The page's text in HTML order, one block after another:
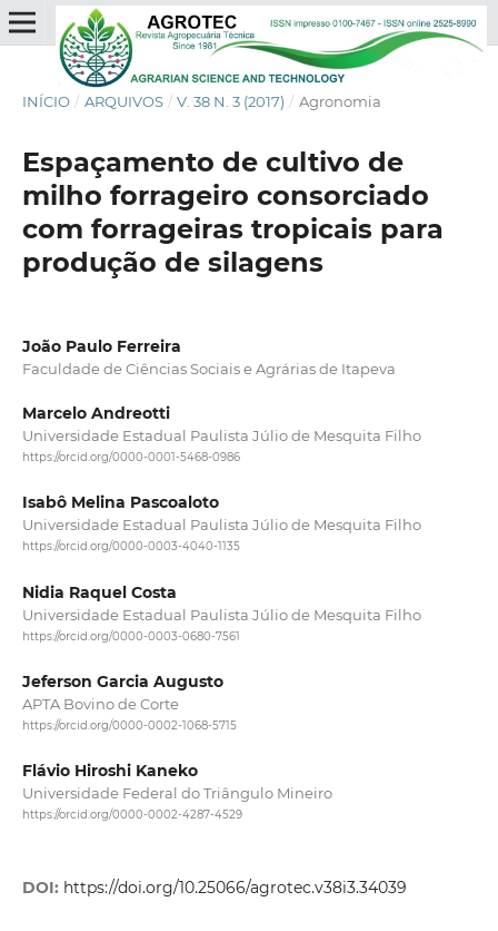
INÍCIO / ARQUIVOS / V. 38 N. 3 (2017) / Agronomia
Espaçamento de cultivo de
milho forrageiro consorciado
com forrageiras tropicais para
produção de silagens
João Paulo Ferreira
Faculdade de Ciências Sociais e Agrárias de Itapeva
Marcelo Andreotti
Universidade Estadual Paulista Júlio de Mesquita Filho
https://orcid.org/0000-0001-5468-0986
Isabô Melina Pascoaloto
Universidade Estadual Paulista Júlio de Mesquita Filho
https://orcid.org/0000-0003-4040-1135
Nidia Raquel Costa
Universidade Estadual Paulista Júlio de Mesquita Filho
https://orcid.org/0000-0003-0680-7561
Jeferson Garcia Augusto
APTA Bovino de Corte
https://orcid.org/0000-0002-1068-5715
Flávio Hiroshi Kaneko
Universidade Federal do Triângulo Mineiro
https://orcid.org/0000-0002-4287-4529
DOI: https://doi.org/10.25066/agrotec.v38i3.34039